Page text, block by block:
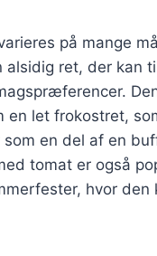
på mange
alsidig ret, der kan
en let frokostret,
som en del af en
tomat er også
hvor den